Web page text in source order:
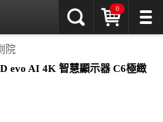
0
院
evo AI 4K 智慧顯示器 C6極緻